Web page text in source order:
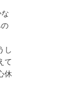
し
て
休